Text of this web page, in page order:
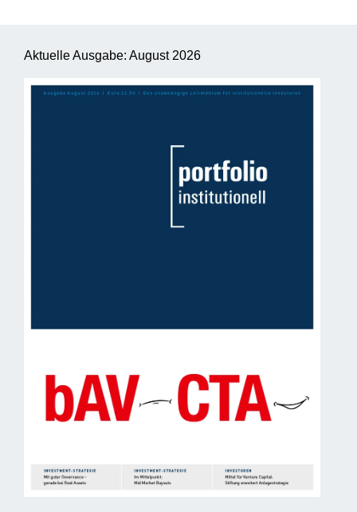
Aktuelle Ausgabe: August 2026